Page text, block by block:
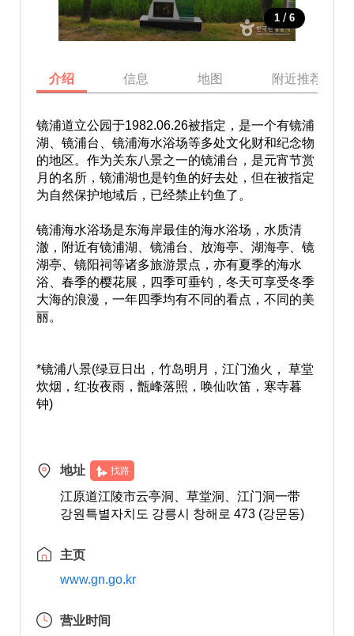
1 / 6
介绍 信息 地图 附近推荐景点
镜浦道立公园于1982.06.26被指定，是一个有镜浦
湖、镜浦台、镜浦海水浴场等多处文化财和纪念物
的地区。作为关东八景之一的镜浦台，是元宵节赏
月的名所，镜浦湖也是钓鱼的好去处，但在被指定
为自然保护地域后，已经禁止钓鱼了。
镜浦海水浴场是东海岸最佳的海水浴场，水质清
澈，附近有镜浦湖、镜浦台、放海亭、湖海亭、镜
湖亭、镜阳祠等诸多旅游景点，亦有夏季的海水
浴、春季的樱花展，四季可垂钓，冬天可享受冬季
大海的浪漫，一年四季均有不同的看点，不同的美
丽。
*镜浦八景(绿豆日出，竹岛明月，江门渔火， 草堂
炊烟，红妆夜雨，甑峰落照，唤仙吹笛，寒寺暮
钟)
地址 找路
江原道江陵市云亭洞、草堂洞、江门洞一带
강원특별자치도 강릉시 창해로 473 (강문동)
主页
www.gn.go.kr
营业时间